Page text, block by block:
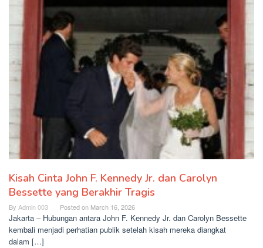
Kisah Cinta John F. Kennedy Jr. dan Carolyn
Bessette yang Berakhir Tragis
By Admin 003 Posted on March 16, 2026
Jakarta – Hubungan antara John F. Kennedy Jr. dan Carolyn Bessette
kembali menjadi perhatian publik setelah kisah mereka diangkat
dalam […]